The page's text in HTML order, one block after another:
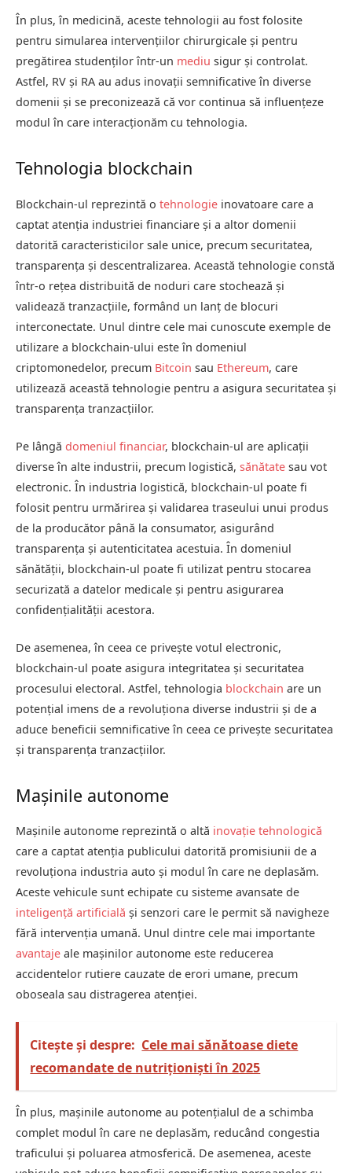
În plus, în medicină, aceste tehnologii au fost folosite
pentru simularea intervențiilor chirurgicale și pentru
pregătirea studenților într-un mediu sigur și controlat.
Astfel, RV și RA au adus inovații semnificative în diverse
domenii și se preconizează că vor continua să influențeze
modul în care interacționăm cu tehnologia.
Tehnologia blockchain
Blockchain-ul reprezintă o tehnologie inovatoare care a
captat atenția industriei financiare și a altor domenii
datorită caracteristicilor sale unice, precum securitatea,
transparența și descentralizarea. Această tehnologie constă
într-o rețea distribuită de noduri care stochează și
validează tranzacțiile, formând un lanț de blocuri
interconectate. Unul dintre cele mai cunoscute exemple de
utilizare a blockchain-ului este în domeniul
criptomonedelor, precum Bitcoin sau Ethereum, care
utilizează această tehnologie pentru a asigura securitatea și
transparența tranzacțiilor.
Pe lângă domeniul financiar, blockchain-ul are aplicații
diverse în alte industrii, precum logistică, sănătate sau vot
electronic. În industria logistică, blockchain-ul poate fi
folosit pentru urmărirea și validarea traseului unui produs
de la producător până la consumator, asigurând
transparența și autenticitatea acestuia. În domeniul
sănătății, blockchain-ul poate fi utilizat pentru stocarea
securizată a datelor medicale și pentru asigurarea
confidențialității acestora.
De asemenea, în ceea ce privește votul electronic,
blockchain-ul poate asigura integritatea și securitatea
procesului electoral. Astfel, tehnologia blockchain are un
potențial imens de a revoluționa diverse industrii și de a
aduce beneficii semnificative în ceea ce privește securitatea
și transparența tranzacțiilor.
Mașinile autonome
Mașinile autonome reprezintă o altă inovație tehnologică
care a captat atenția publicului datorită promisiunii de a
revoluționa industria auto și modul în care ne deplasăm.
Aceste vehicule sunt echipate cu sisteme avansate de
inteligență artificială și senzori care le permit să navigheze
fără intervenția umană. Unul dintre cele mai importante
avantaje ale mașinilor autonome este reducerea
accidentelor rutiere cauzate de erori umane, precum
oboseala sau distragerea atenției.
Citește și despre: Cele mai sănătoase diete
recomandate de nutriționiști în 2025
În plus, mașinile autonome au potențialul de a schimba
complet modul în care ne deplasăm, reducând congestia
traficului și poluarea atmosferică. De asemenea, aceste